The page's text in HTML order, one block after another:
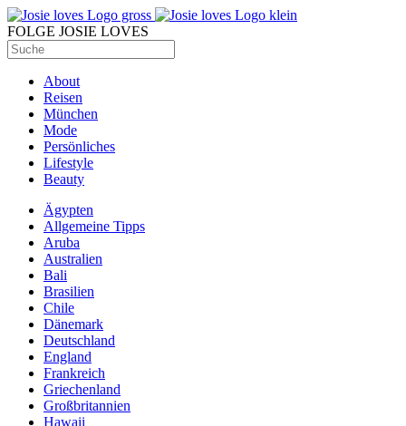
FOLGE JOSIE LOVES
About
Reisen
München
Mode
Persönliches
Lifestyle
Beauty
Ägypten
Allgemeine Tipps
Aruba
Australien
Bali
Brasilien
Chile
Dänemark
Deutschland
England
Frankreich
Griechenland
Großbritannien
Hawaii